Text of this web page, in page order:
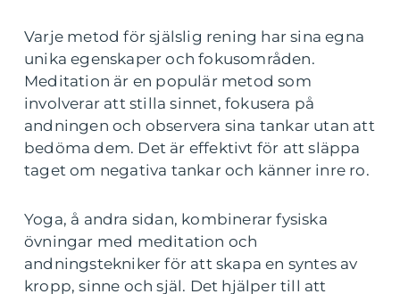
Varje metod för själslig rening har sina egna
unika egenskaper och fokusområden.
Meditation är en populär metod som
involverar att stilla sinnet, fokusera på
andningen och observera sina tankar utan att
bedöma dem. Det är effektivt för att släppa
taget om negativa tankar och känner inre ro.
Yoga, å andra sidan, kombinerar fysiska
övningar med meditation och
andningstekniker för att skapa en syntes av
kropp, sinne och själ. Det hjälper till att